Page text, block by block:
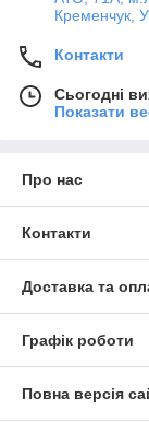
Кременчук,
Контакти
Сьогодні
Показати
Про нас
Контакти
Доставка та
Графік роботи
Повна версія